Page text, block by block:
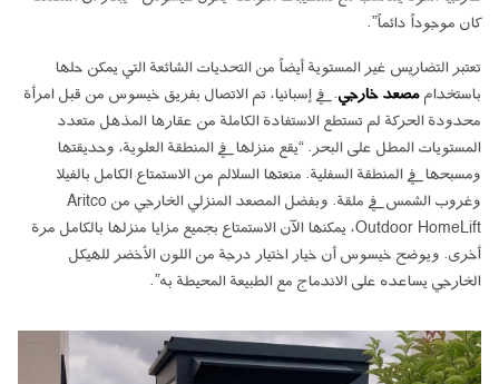
كان موجوداً دائماً”.
تعتبر التضاريس غير المستوية أيضاً من التحديات الشائعة التي يمكن حلها
باستخدام مصعد خارجي. في إسبانيا، تم الاتصال بفريق خيسوس من قبل امرأة
محدودة الحركة لم تستطع الاستفادة الكاملة من عقارها المذهل متعدد
المستويات المطل على البحر. “يقع منزلها في المنطقة العلوية، وحديقتها
ومسبحها في المنطقة السفلية. منعتها السلالم من الاستمتاع الكامل بالفيلا
وغروب الشمس في ملقة. وبفضل المصعد المنزلي الخارجي من Aritco
Outdoor HomeLift، يمكنها الآن الاستمتاع بجميع مزايا منزلها بالكامل مرة
أخرى. ويوضح خيسوس أن خيار اختيار درجة من اللون الأخضر للهيكل
الخارجي يساعده على الاندماج مع الطبيعة المحيطة به”.